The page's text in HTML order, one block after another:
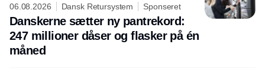
06.08.2026 Dansk Retursystem Sponseret
Danskerne sætter ny pantrekord:
247 millioner dåser og flasker på én
måned